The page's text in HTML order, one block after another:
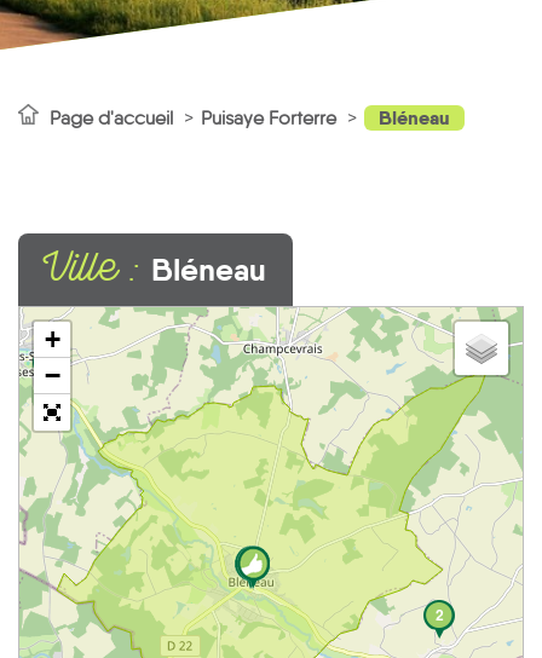
Page d'accueil Puisaye Forterre Bléneau
Ville : Bléneau
1
2
+
−